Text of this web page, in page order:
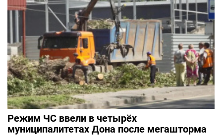
Режим ЧС ввели в четырёх
муниципалитетах Дона после мегашторма